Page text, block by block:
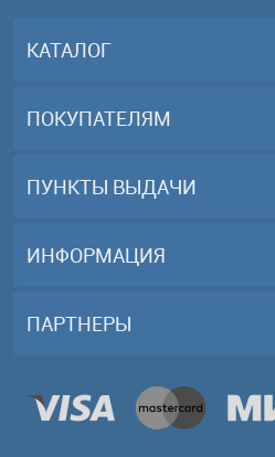
КАТАЛОГ
ПОКУПАТЕЛЯМ
ПУНКТЫ ВЫДАЧИ
ИНФОРМАЦИЯ
ПАРТНЕРЫ